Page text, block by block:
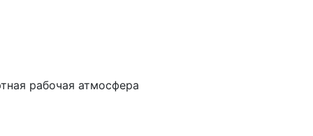
рабочая атмосфера